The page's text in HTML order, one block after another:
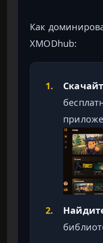
Как
XMODhub:
1.
2.